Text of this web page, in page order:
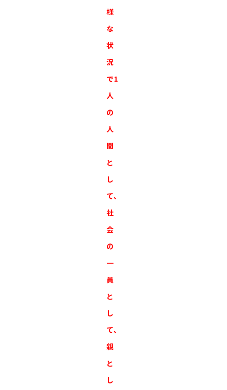
様
な
状
況
で1
人
の
人
間
と
し
て、
社
会
の
一
員
と
し
て、
親
と
し